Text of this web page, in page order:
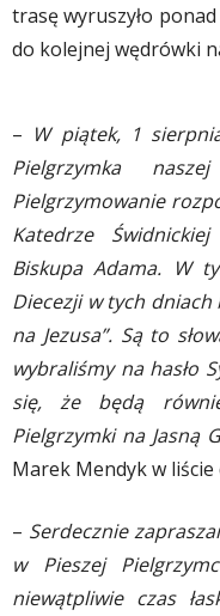
trasę wyruszyło
do kolejnej wędrówki
– W piątek, 1
Pielgrzymka
Pielgrzymowanie
Katedrze
Biskupa Adama. W
Diecezji w tych dniach
na Jezusa”. Są to
wybraliśmy na hasło
się, że będą
Pielgrzymki na Jasną
Marek Mendyk w liście
– Serdecznie
w Pieszej
niewątpliwie czas